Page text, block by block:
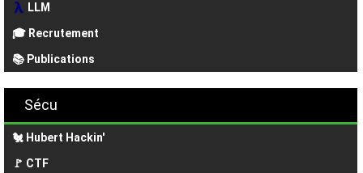
LLM
🎓 Recrutement
📚 Publications
Sécu
🐔 Hubert Hackin'
🚩 CTF